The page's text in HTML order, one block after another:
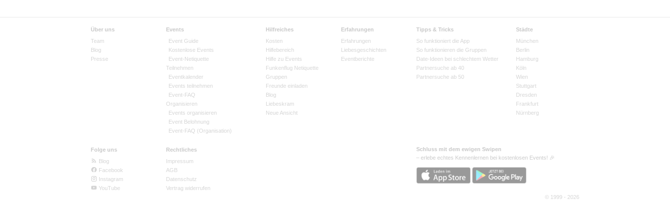
Über uns
Team
Blog
Presse
Events
Event Guide
Kostenlose Events
Event-Netiquette
Teilnehmen
Eventkalender
Events teilnehmen
Event-FAQ
Organisieren
Events organisieren
Event Belohnung
Event-FAQ (Organisation)
Hilfreiches
Kosten
Hilfebereich
Hilfe zu Events
Funkenflug Netiquette
Gruppen
Freunde einladen
Blog
Liebeskram
Neue Ansicht
Erfahrungen
Erfahrungen
Liebesgeschichten
Eventberichte
Tipps & Tricks
So funktioniert die App
So funktionieren die Gruppen
Date-Ideen bei schlechtem Wetter
Partnersuche ab 40
Partnersuche ab 50
Städte
München
Berlin
Hamburg
Köln
Wien
Stuttgart
Dresden
Frankfurt
Nürnberg
Folge uns
Blog
Facebook
Instagram
YouTube
Rechtliches
Impressum
AGB
Datenschutz
Vertrag widerrufen
Schluss mit dem ewigen Swipen
– erlebe echtes Kennenlernen bei kostenlosen Events! 🎉
© 1999 - 2026